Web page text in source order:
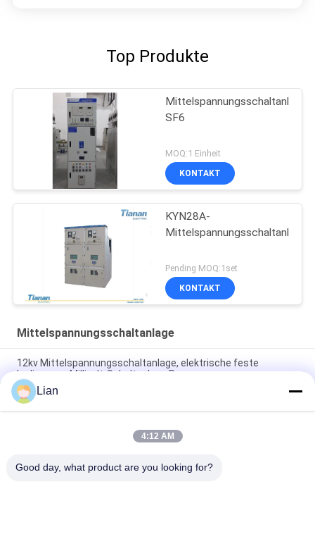
Top Produkte
Mittelspannungsschaltanlage
SF6
MOQ:1 Einheit
KONTAKT
KYN28A-
Mittelspannungsschaltanlage
Pending MOQ:1set
KONTAKT
Mittelspannungsschaltanlage
12kv Mittelspannungsschaltanlage, elektrische feste
Isolierungs-Millivolt-Schaltanlage Rmu
Gis-Ringleitungs-Einheiten und kompakte Schaltanlagen-
Systeme Wechselstrom Sf6 Rmu Millivolt gekapselt
Sf6 Gas Isolierschaltanlage, Ringleitungs-Einheit 12 des
Lian
4:12 AM
Good day, what product are you looking for?